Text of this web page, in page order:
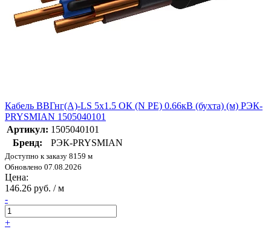
Кабель ВВГнг(А)-LS 5х1.5 ОК (N PE) 0.66кВ (бухта) (м) РЭК-
PRYSMIAN 1505040101
Артикул: 1505040101
Бренд:
РЭК-PRYSMIAN
Доступно к заказу 8159 м
Обновлено 07.08.2026
Цена:
146.26 руб. / м
-
+